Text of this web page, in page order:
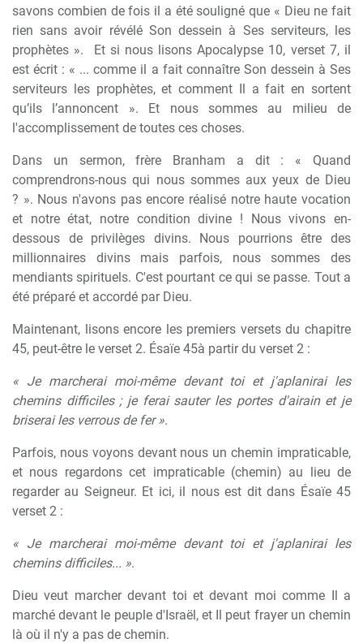
savons combien de fois il a été souligné que « Dieu ne fait
rien sans avoir révélé Son dessein à Ses serviteurs, les
prophètes ».
Et si nous lisons Apocalypse 10, verset 7, il
est écrit : « ... comme il a fait connaître Son dessein à Ses
serviteurs les prophètes, et comment Il a fait en sortent
qu’ils l’annoncent ». Et nous sommes au milieu de
l'accomplissement de toutes ces choses.
Dans un sermon, frère Branham a dit : « Quand
comprendrons-nous qui nous sommes aux yeux de Dieu
? ». Nous n'avons pas encore réalisé notre haute vocation
et notre état, notre condition divine ! Nous vivons en-
dessous de privilèges divins. Nous pourrions être des
millionnaires divins mais parfois, nous sommes des
mendiants spirituels. C'est pourtant ce qui se passe. Tout a
été préparé et accordé par Dieu.
Maintenant, lisons encore les premiers versets du chapitre
45, peut-être le verset 2. Ésaïe 45à partir du verset 2 :
« Je marcherai moi-même devant toi et j'aplanirai les
chemins difficiles ; je ferai sauter les portes d'airain et je
briserai les verrous de fer ».
Parfois, nous voyons devant nous un chemin impraticable,
et nous regardons cet impraticable (chemin) au lieu de
regarder au Seigneur. Et ici, il nous est dit dans Ésaïe 45
verset 2 :
« Je marcherai moi-même devant toi et j'aplanirai les
chemins difficiles... ».
Dieu veut marcher devant toi et devant moi comme Il a
marché devant le peuple d'Israël, et Il peut frayer un chemin
là où il n'y a pas de chemin.